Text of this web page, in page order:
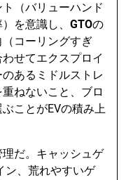
（バリューハンド
を意識し、GTOの
コーリングすぎ
せてエクスプロイ
あるミドルストレ
ねないこと、ブロ
ことがEVの積み上
だ。キャッシュゲ
ン、荒れやすいゲ